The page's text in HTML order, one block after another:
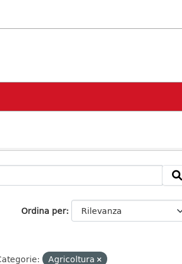
Ordina per
Agricoltura